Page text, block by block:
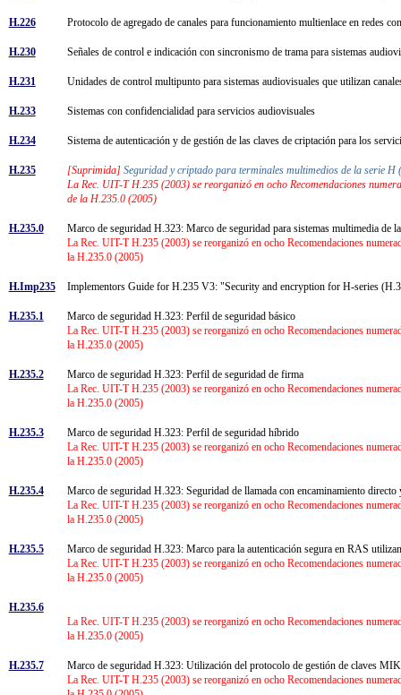
H.226 Protocolo de agregado de canales para funcionamiento multienlace en redes
H.230 Señales de control e indicación con sincronismo de trama para sistemas
H.231 Unidades de control multipunto para sistemas audiovisuales que utilizan
H.233 Sistemas con confidencialidad para servicios audiovisuales
H.234 Sistema de autenticación y de gestión de las claves de criptación para los
H.235 [Suprimida] Seguridad y criptado para terminales multimedios de la serie
La Rec. UIT-T H.235 (2003) se reorganizó en ocho Recomendaciones
de la H.235.0 (2005)
H.235.0
Marco de seguridad H.323: Marco de seguridad para sistemas multimedia
La Rec. UIT-T H.235 (2003) se reorganizó en ocho Recomendaciones
la H.235.0 (2005)
H.Imp235 Implementors Guide for H.235 V3: "Security and encryption for H-series
H.235.1
Marco de seguridad H.323: Perfil de seguridad básico
La Rec. UIT-T H.235 (2003) se reorganizó en ocho Recomendaciones
la H.235.0 (2005)
H.235.2
Marco de seguridad H.323: Perfil de seguridad de firma
La Rec. UIT-T H.235 (2003) se reorganizó en ocho Recomendaciones
la H.235.0 (2005)
H.235.3
Marco de seguridad H.323: Perfil de seguridad híbrido
La Rec. UIT-T H.235 (2003) se reorganizó en ocho Recomendaciones
la H.235.0 (2005)
H.235.4
Marco de seguridad H.323: Seguridad de llamada con encaminamiento
La Rec. UIT-T H.235 (2003) se reorganizó en ocho Recomendaciones
la H.235.0 (2005)
H.235.5
Marco de seguridad H.323: Marco para la autenticación segura en RAS
La Rec. UIT-T H.235 (2003) se reorganizó en ocho Recomendaciones
la H.235.0 (2005)
H.235.6
La Rec. UIT-T H.235 (2003) se reorganizó en ocho Recomendaciones
la H.235.0 (2005)
H.235.7
Marco de seguridad H.323: Utilización del protocolo de gestión de claves
La Rec. UIT-T H.235 (2003) se reorganizó en ocho Recomendaciones